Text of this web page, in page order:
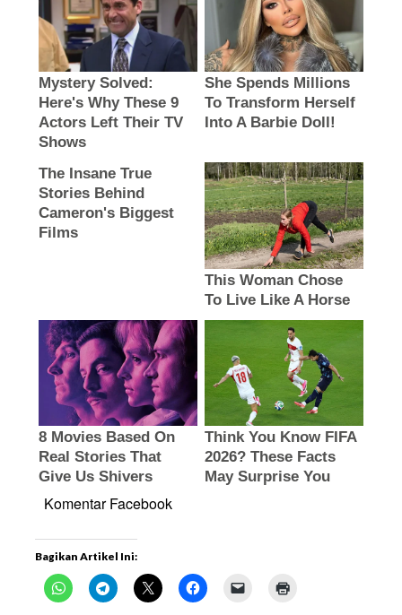
Komentar Facebook
Bagikan Artikel Ini: